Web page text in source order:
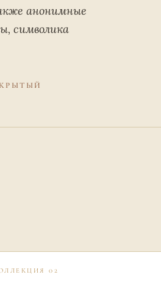
анонимные
символика
02